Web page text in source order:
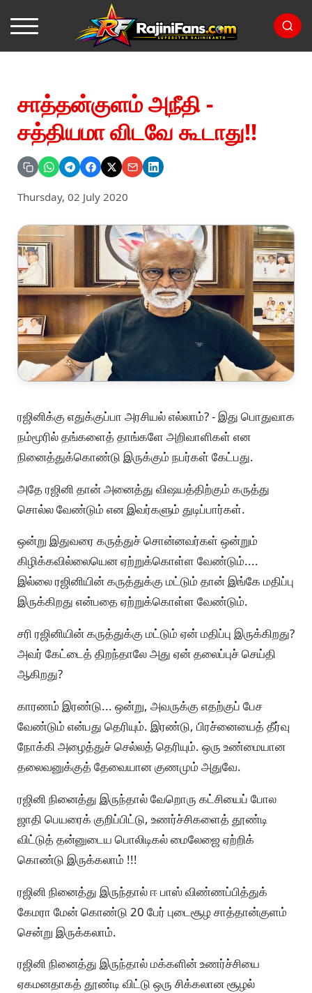
சாத்தன்குளம் அநீதி -
சத்தியமா விடவே கூடாது!!
Thursday, 02 July 2020
ரஜினிக்கு எதுக்குப்பா அரசியல் எல்லாம்? - இது பொதுவாக
நம்மூரில் தங்களைத் தாங்களே அறிவாளிகள் என
நினைத்துக்கொண்டு இருக்கும் நபர்கள் கேட்பது.
அதே ரஜினி தான் அனைத்து விஷயத்திற்கும் கருத்து
சொல்ல வேண்டும் என இவர்களும் துடிப்பார்கள்.
ஒன்று இதுவரை கருத்துச் சொன்னவர்கள் ஒன்றும்
கிழிக்கவில்லையென ஏற்றுக்கொள்ள வேண்டும்....
இல்லை ரஜினியின் கருத்துக்கு மட்டும் தான் இங்கே மதிப்பு
இருக்கிறது என்பதை ஏற்றுக்கொள்ள வேண்டும்.
சரி ரஜினியின் கருத்துக்கு மட்டும் ஏன் மதிப்பு இருக்கிறது?
அவர் கேட்டைத் திறந்தாலே அது ஏன் தலைப்புச் செய்தி
ஆகிறது?
காரணம் இரண்டு... ஒன்று, அவருக்கு எதற்குப் பேச
வேண்டும் என்பது தெரியும். இரண்டு, பிரச்னையைத் தீர்வு
நோக்கி அழைத்துச் செல்லத் தெரியும். ஒரு உண்மையான
தலைவனுக்குத் தேவையான குணமும் அதுவே.
ரஜினி நினைத்து இருந்தால் வேறொரு கட்சியைப் போல
ஜாதி பெயரைக் குறிப்பிட்டு, உணர்ச்சிகளைத் தூண்டி
விட்டுத் தன்னுடைய பொலிடிகல் மைலேஜை ஏற்றிக்
கொண்டு இருக்கலாம் !!!
ரஜினி நினைத்து இருந்தால் ஈ பாஸ் விண்ணப்பித்துக்
கேமரா மேன் கொண்டு 20 பேர் புடைசூழ சாத்தான்குளம்
சென்று இருக்கலாம்.
ரஜினி நினைத்து இருந்தால் மக்களின் உணர்ச்சியை
ஏகமனதாகத் தூண்டி விட்டு ஒரு சிக்கலான சூழல்